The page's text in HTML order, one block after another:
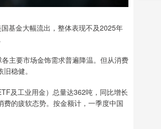
基金大幅流出，整体表现不及2025年
主要市场金饰需求普遍降温。但从消费
稳健。
及工业用金）总量达362吨，同比增长
的疲软态势。按金额计，一季度中国